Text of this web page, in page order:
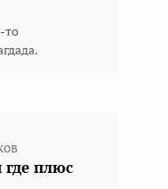
то
где плюс